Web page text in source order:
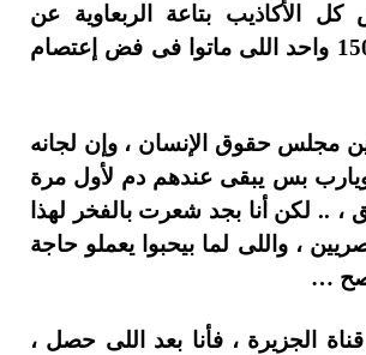
كل الأكاذيب بتاعة الربعاوية عن
موضوع الــ 15000 واحد اللى ماتوا فى فض إعتصام
مجلس حقوق الإنسان ، وإن لجانه
بس يبقى عندهم دم لأول مرة
، .. لكن أنا بجد شعرت بالفخر لهذا
، واللى لما بيحبوا يعملو حاجة
صح …
الجزيرة ، فأنا بعد اللى حصل ،